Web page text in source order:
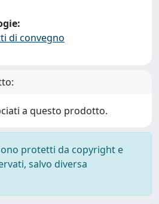
di convegno
a questo prodotto.
protetti da copyright e
salvo diversa